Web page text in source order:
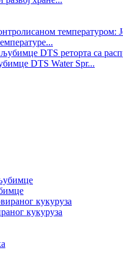
DTS Water Spr...
кукуруза